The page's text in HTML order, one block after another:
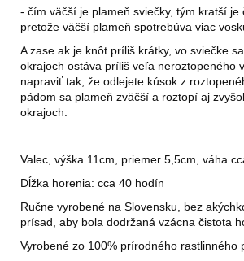
- čím väčší je plameň sviečky, tým kratší je
pretože väčší plameň spotrebúva viac
A zase ak je knôt príliš krátky, vo sviečke
okrajoch ostáva príliš veľa neroztopeného
napraviť tak, že odlejete kúsok z
pádom sa plameň zväčší a roztopí aj
okrajoch.
Valec, výška 11cm, priemer 5,5cm, váha
Dĺžka horenia: cca 40 hodín
Ručne vyrobené na Slovensku, bez
prísad, aby bola dodržaná vzácna čistota
Vyrobené zo 100% prírodného rastlinného